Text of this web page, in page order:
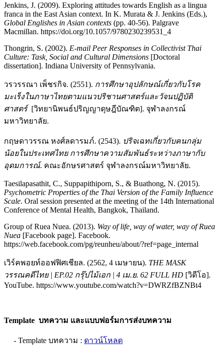
Jenkins, J. (2009). Exploring attitudes towards English as a lingua
franca in the East Asian context. In K. Murata & J. Jenkins (Eds.),
Global Englishes in Asian contexts (pp. 40-56). Palgrave
Macmillan. https://doi.org/10.1057/9780230239531_4
Thongrin, S. (2002). E-mail Peer Responses in Collectivist Thai
Culture: Task, Social and Cultural Dimensions [Doctoral
dissertation]. Indiana University of Pennsylvania.
วรวรรณา เพ็ชรกิจ. (2551). การศึกษาอุปลักษณ์เกี่ยวกับโรค
มะเร็งในภาษาไทยตามแนวปริชานศาสตร์และวัจนปฏิบัติ
ศาสตร์ [วิทยานิพนธ์ปริญญาดุษฎีบัณฑิต]. จุฬาลงกรณ์
มหาวิทยาลัย.
กฤษดาวรรณ หงศ์ลดารมภ์. (2543). ปริจเฉทเกี่ยวกับคนกลุ่ม
น้อยในประเทศไทย การศึกษาความสัมพันธ์ระหว่างภาษากับ
อุดมการณ์. คณะอักษรศาสตร์ จุฬาลงกรณ์มหาวิทยาลัย.
Taesilapasathit, C., Suppapithiporn, S., & Buathong, N. (2015).
Psychometric Properties of the Thai Version of the Family Influence
Scale. Oral session presented at the meeting of the 14th International
Conference of Mental Health, Bangkok, Thailand.
Group of Ruea Nuea. (2013). Way of life, way of water, way of Ruea
Nuea [Facebook page]. Facebook.
https://web.facebook.com/pg/reunheu/about/?ref=page_internal
เวิร์คพอยท์ออฟฟิศเชียล. (2562, 4 เมษายน). THE MASK
วรรณคดีไทย | EP.02 กรุ๊ปไม้เอก | 4 เม.ย. 62 FULL HD [วิดีโอ].
YouTube. https://www.youtube.com/watch?v=DWRZfBZNBt4
Template บทความ และแบบฟอร์มการส่งบทความ
- Template บทความ : ดาวน์โหลด